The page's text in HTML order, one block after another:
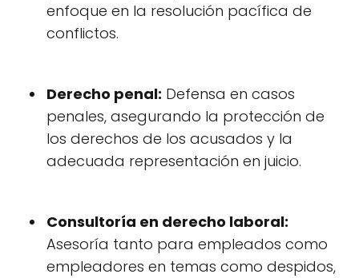
enfoque en la resolución pacífica de
conflictos.
Derecho penal: Defensa en casos
penales, asegurando la protección de
los derechos de los acusados y la
adecuada representación en juicio.
Consultoría en derecho laboral:
Asesoría tanto para empleados como
empleadores en temas como despidos,